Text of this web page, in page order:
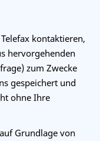
kontaktieren,
hervorgehenden
zum Zwecke
gespeichert und
ohne Ihre
Grundlage von